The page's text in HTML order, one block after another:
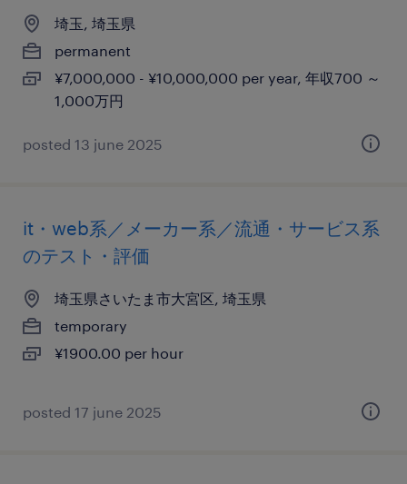
埼玉, 埼玉県
permanent
¥7,000,000 - ¥10,000,000 per year, 年収700 ～
1,000万円
posted 13 june 2025
it・web系／メーカー系／流通・サービス系
のテスト・評価
埼玉県さいたま市大宮区, 埼玉県
temporary
¥1900.00 per hour
posted 17 june 2025